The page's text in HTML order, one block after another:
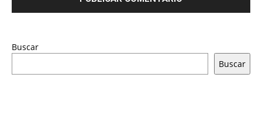
Buscar
Buscar